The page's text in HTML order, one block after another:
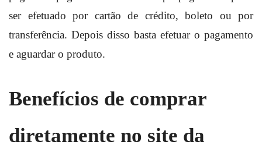
ser efetuado por cartão de crédito, boleto ou por
transferência. Depois disso basta efetuar o pagamento
e aguardar o produto.
Benefícios de comprar
diretamente no site da